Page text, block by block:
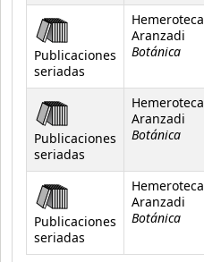
Publicaciones
seriadas
Hemeroteca
Aranzadi
Botánica
Publicaciones
seriadas
Hemeroteca
Aranzadi
Botánica
Publicaciones
seriadas
Hemeroteca
Aranzadi
Botánica